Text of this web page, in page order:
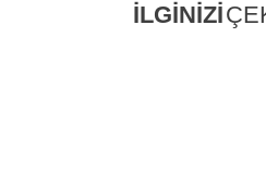
İLGİNİZİ